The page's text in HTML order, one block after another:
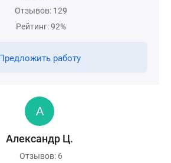
Отзывов: 129
Рейтинг: 92%
работу
Александр Ц.
Отзывов: 6